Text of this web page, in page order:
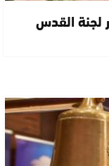
لجنة القدس